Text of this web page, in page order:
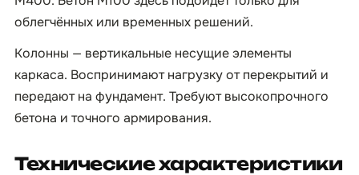
облегчённых или временных решений.
Колонны — вертикальные несущие элементы
каркаса. Воспринимают нагрузку от перекрытий и
передают на фундамент. Требуют высокопрочного
бетона и точного армирования.
Технические характеристики